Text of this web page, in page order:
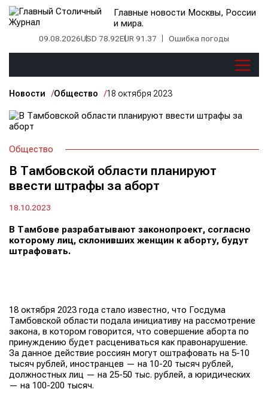
Главные новости Москвы, России
и мира.
09.08.2026USD 78.92EUR 91.37 Ошибка погоды
Новости Общество 18 октября 2023
Общество
В Тамбовской области планируют
ввести штрафы за аборт
18.10.2023
В Тамбове разрабатывают законопроект, согласно
которому лиц, склонивших женщин к аборту, будут
штрафовать.
18 октября 2023 года стало известно, что Госдума
Тамбовской области подала инициативу на рассмотрение
закона, в котором говорится, что совершение аборта по
принуждению будет расцениваться как правонарушение.
За данное действие россиян могут оштрафовать на 5-10
тысяч рублей, иностранцев — на 10-20 тысяч рублей,
должностных лиц — на 25-50 тыс. рублей, а юридических
— на 100-200 тысяч.